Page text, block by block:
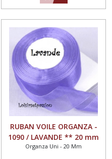
RUBAN VOILE ORGANZA -
1090 / LAVANDE ** 20 mm
** Vendu au mètre -
Organza Uni - 20 Mm